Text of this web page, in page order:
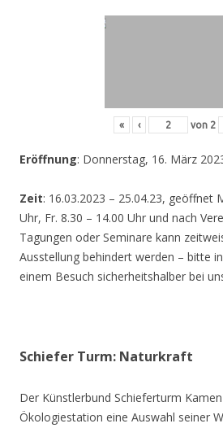
« ‹ von 2
Eröffnung: Donnerstag, 16. März
Zeit: 16.03.2023 – 25.04.23, geöffnet
Uhr, Fr. 8.30 – 14.00 Uhr und nach
Tagungen oder Seminare kann
Ausstellung behindert werden – bitte
einem Besuch sicherheitshalber bei
Schiefer Turm: Naturkraft
Der Künstlerbund Schieferturm
Ökologiestation eine Auswahl seiner